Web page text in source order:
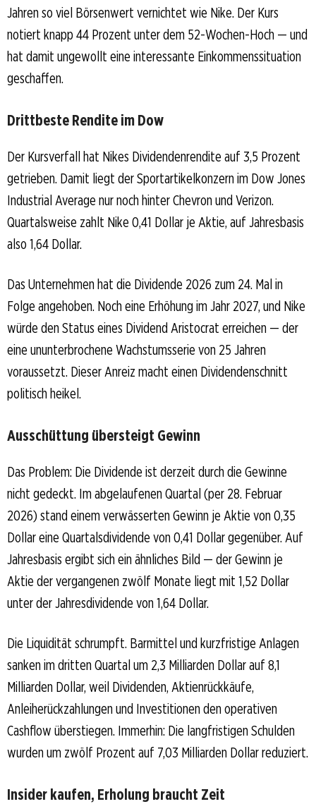
Jahren so viel Börsenwert vernichtet wie Nike. Der Kurs
notiert knapp 44 Prozent unter dem 52-Wochen-Hoch — und
hat damit ungewollt eine interessante Einkommenssituation
geschaffen.
Drittbeste Rendite im Dow
Der Kursverfall hat Nikes Dividendenrendite auf 3,5 Prozent
getrieben. Damit liegt der Sportartikelkonzern im Dow Jones
Industrial Average nur noch hinter Chevron und Verizon.
Quartalsweise zahlt Nike 0,41 Dollar je Aktie, auf Jahresbasis
also 1,64 Dollar.
Das Unternehmen hat die Dividende 2026 zum 24. Mal in
Folge angehoben. Noch eine Erhöhung im Jahr 2027, und Nike
würde den Status eines Dividend Aristocrat erreichen — der
eine ununterbrochene Wachstumsserie von 25 Jahren
voraussetzt. Dieser Anreiz macht einen Dividendenschnitt
politisch heikel.
Ausschüttung übersteigt Gewinn
Das Problem: Die Dividende ist derzeit durch die Gewinne
nicht gedeckt. Im abgelaufenen Quartal (per 28. Februar
2026) stand einem verwässerten Gewinn je Aktie von 0,35
Dollar eine Quartalsdividende von 0,41 Dollar gegenüber. Auf
Jahresbasis ergibt sich ein ähnliches Bild — der Gewinn je
Aktie der vergangenen zwölf Monate liegt mit 1,52 Dollar
unter der Jahresdividende von 1,64 Dollar.
Die Liquidität schrumpft. Barmittel und kurzfristige Anlagen
sanken im dritten Quartal um 2,3 Milliarden Dollar auf 8,1
Milliarden Dollar, weil Dividenden, Aktienrückkäufe,
Anleiherückzahlungen und Investitionen den operativen
Cashflow überstiegen. Immerhin: Die langfristigen Schulden
wurden um zwölf Prozent auf 7,03 Milliarden Dollar reduziert.
Insider kaufen, Erholung braucht Zeit